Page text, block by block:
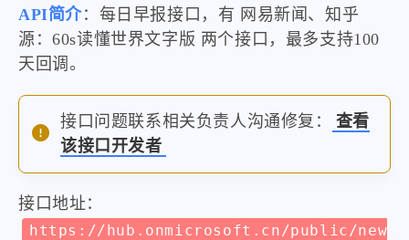
API简介：每日早报接口，有 网易新闻、知乎
源：60s读懂世界文字版 两个接口，最多支持100
天回调。
接口问题联系相关负责人沟通修复：
查看
该接口开发者
接口地址：
https://hub.onmicrosoft.cn/public/new